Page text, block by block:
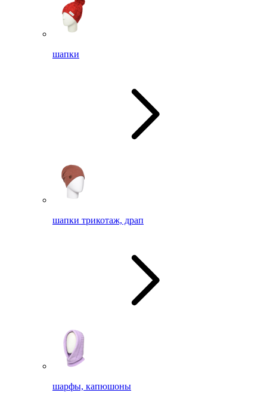
шапки
шапки трикотаж, драп
шарфы, капюшоны